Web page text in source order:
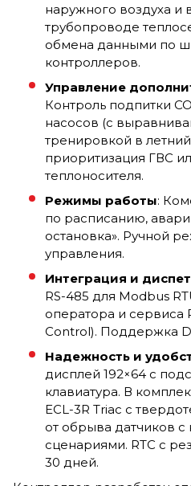
наружного воздуха
трубопроводе
обмена данными по
контроллеров.
Управление
Контроль подпитки
насосов (с
тренировкой в
приоритизация ГВС
теплоносителя.
Режимы работы:
по расписанию,
остановка». Ручной
управления.
Интеграция и
RS-485 для Modbus
оператора и сервиса
Control). Поддержка
Надежность и
дисплей 192×64 с
клавиатура. В
ECL-3R Triac с
от обрыва датчиков
сценариями. RTC с
30 дней.